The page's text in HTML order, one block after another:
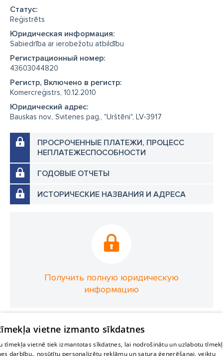
Cтатус:
Reģistrēts
Юридическая информация:
Sabiedrība ar ierobežotu atbildību
Регистрационный номер:
43603044820
Регистр, Включено в регистр:
Komercreģistrs, 10.12.2010
Юридический адрес:
Bauskas nov., Svitenes pag., "Urštēni", LV-3917
ПРОСРОЧЕННЫЕ ПЛАТЕЖИ, ПРОЦЕСС
НЕПЛАТЕЖЕСПОСОБНОСТИ
ГОДОВЫЕ ОТЧЕТЫ
ИСТОРИЧЕСКИЕ НАЗВАНИЯ И АДРЕСА
Получить полную юридическую
информацию
vietne izmanto sīkdatnes
tīmekļa vietnē tiek izmantotas sīkdatnes, lai nodrošinātu un uzlabotu
darbību., nosūtītu personalizētu reklāmu un satura ģenerēšanai, veiktu